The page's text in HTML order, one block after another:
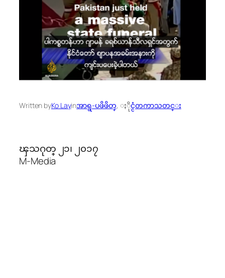
Written byKo Layinအာရွ-ပဖိဖိတ္, ႏိုင္ငံတကာသတင္း
ၾသဂုတ္ ၂၁၊ ၂၀၁၇
M-Media